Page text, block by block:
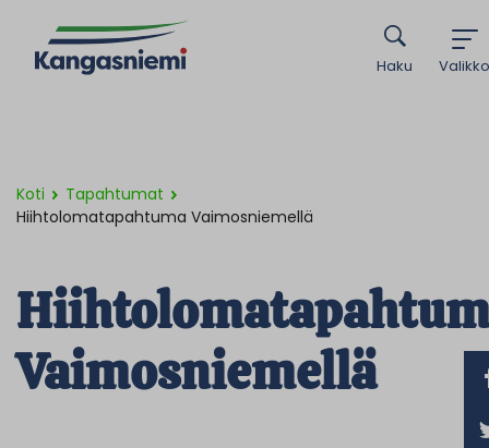
Valikko
Haku
Koti
Tapahtumat
Hiihtolomatapahtuma Vaimosniemellä
Vaimosniemellä